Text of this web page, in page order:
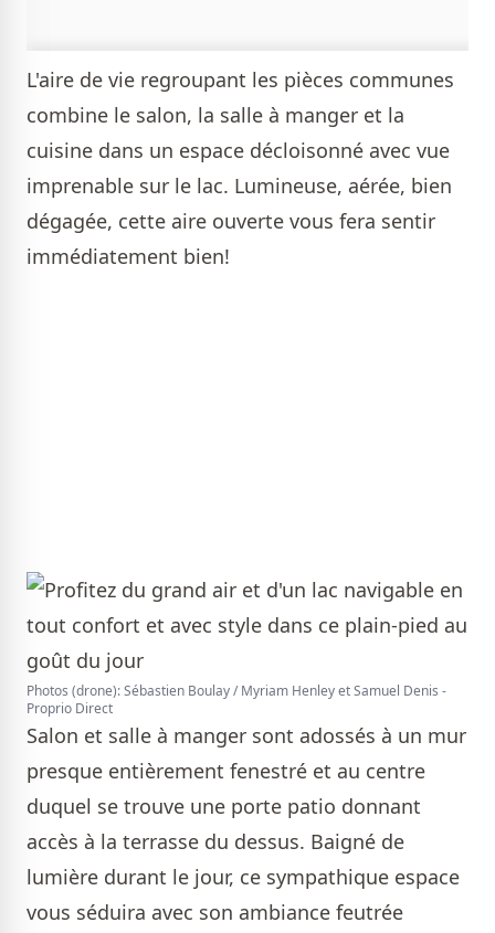
L'aire de vie regroupant les pièces communes
combine le salon, la salle à manger et la
cuisine dans un espace décloisonné avec vue
imprenable sur le lac. Lumineuse, aérée, bien
dégagée, cette aire ouverte vous fera sentir
immédiatement bien!
Photos (drone): Sébastien Boulay / Myriam Henley et Samuel Denis -
Proprio Direct
Salon et salle à manger sont adossés à un mur
presque entièrement fenestré et au centre
duquel se trouve une porte patio donnant
accès à la terrasse du dessus. Baigné de
lumière durant le jour, ce sympathique espace
vous séduira avec son ambiance feutrée